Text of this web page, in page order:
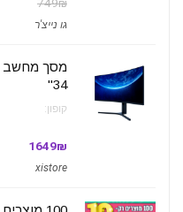
גו נייצ'ר
34"
קופון:
1649₪
xistore